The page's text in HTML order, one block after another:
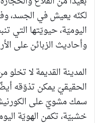
لكنّه يعيش في الجسد،
اليوميّة، حيويّتها التي
وأحاديث الزبائن على
المدينة القديمة لا تخلو
الحقيقيّ يمكن تذوّقه
سمك مشويّ على
خشبيّة، تكمن الهويّة